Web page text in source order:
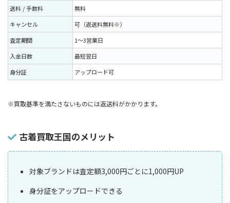
送料 / 手数料
無料
キャンセル
可（返送料無料※）
査定期間
1〜3営業日
入金日数
最短翌日
身分証
アップロード可
※買取基準を満たさないものには返送料がかかります。
古着買取王国のメリット
対象ブランドは査定額3,000円ごとに1,000円UP
身分証をアップロードできる